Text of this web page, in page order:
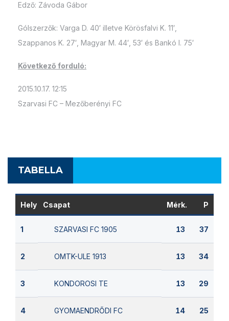
Edző: Závoda Gábor
Gólszerzők: Varga D. 40′ illetve Körösfalvi K. 11′,
Szappanos K. 27′, Magyar M. 44′, 53′ és Bankó I. 75′
Következő forduló:
2015.10.17. 12:15
Szarvasi FC – Mezőberényi FC
TABELLA
Hely Csapat Mérk. P
1 SZARVASI FC 1905 13 37
2 OMTK-ULE 1913 13 34
3 KONDOROSI TE 13 29
4 GYOMAENDRŐDI FC 14 25